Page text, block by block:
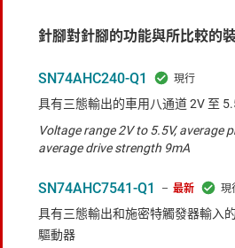
針腳對針腳的功能與所比較的裝
SN74AHC240-Q1
具有三態輸出的車用八通道 2V 至
Voltage range 2V to 5.5V, average
average drive strength 9mA
最新
SN74AHC7541-Q1
具有三態輸出和施密特觸發器輸入
驅動器